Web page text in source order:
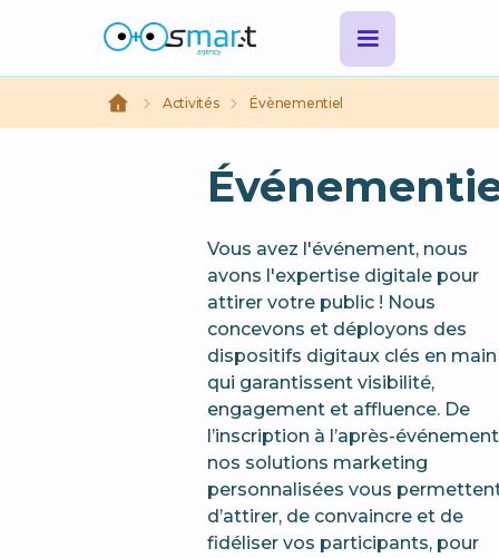
Activités Évènementiel
Vous avez l'événement, nous
avons l'expertise digitale pour
attirer votre public ! Nous
concevons et déployons des
dispositifs digitaux clés en main
qui garantissent visibilité,
engagement et affluence. De
l’inscription à l’après-
nos solutions marketing
personnalisées vous
d’attirer, de convaincre et de
fidéliser vos participants, pour